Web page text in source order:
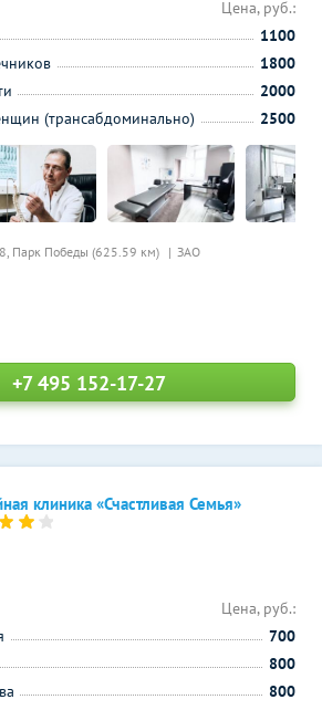
Парк Победы (625.59 км) ЗАО
Цена, руб.:
1100
1800
2000
(трансабдоминально)
2500
+7 495 152-17-27
клиника «Счастливая Семья»
Цена, руб.:
700
800
800